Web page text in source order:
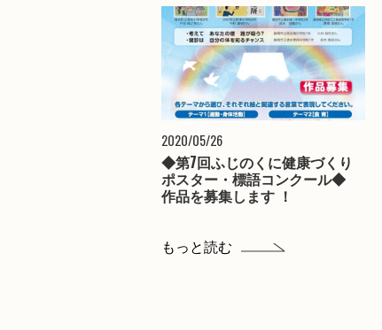
2020/05/26
◆第7回ふじのくに健康づくり
ポスター・標語コンクール◆
作品を募集します ！
もっと読む